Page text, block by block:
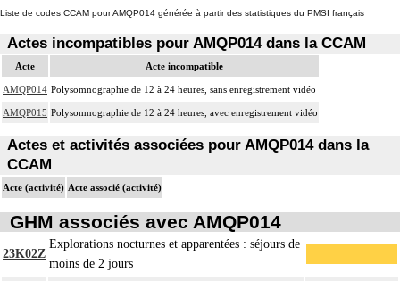
Liste de codes CCAM pour AMQP014 générée à partir des statistiques du PMSI français
Actes incompatibles pour AMQP014 dans la CCAM
Acte Acte incompatible
AMQP014 Polysomnographie de 12 à 24 heures, sans enregistrement vidéo
AMQP015 Polysomnographie de 12 à 24 heures, avec enregistrement vidéo
Actes et activités associées pour AMQP014 dans la
CCAM
Acte (activité) Acte associé (activité)
GHM associés avec AMQP014
23K02Z
Explorations nocturnes et apparentées : séjours de
moins de 2 jours